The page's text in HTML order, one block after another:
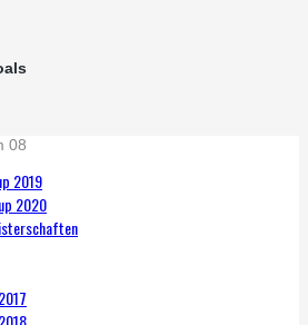
08
2019
2020